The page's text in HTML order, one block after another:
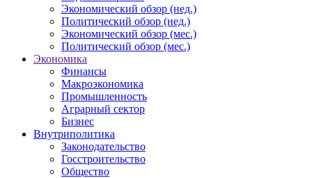
Экономический обзор (нед.)
Политический обзор (нед.)
Экономический обзор (мес.)
Политический обзор (мес.)
Экономика
Финансы
Макроэкономика
Промышленность
Аграрный сектор
Бизнес
Внутриполитика
Законодательство
Госстроительство
Общество